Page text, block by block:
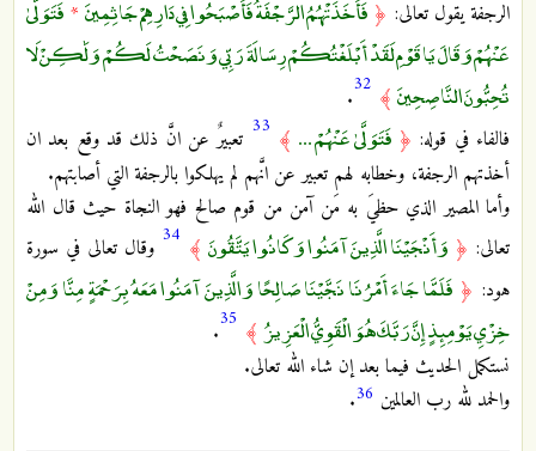
الرجفة يقول تعالى: ﴿ فَأَخَذَتْهُمُ الرَّجْفَةُ فَأَصْبَحُوا فِي دَارِهِمْ جَاثِمِينَ* فَتَوَلَّىٰ
عَنْهُمْ وَقَالَ يَا قَوْمِ لَقَدْ أَبْلَغْتُكُمْ رِسَالَةَ رَبِّي وَنَصَحْتُ لَكُمْ وَلَٰكِنْ لَا
تُحِبُّونَ النَّاصِحِينَ ﴾ 32
.
فالفاء في قوله: ﴿ فَتَوَلَّىٰ عَنْهُمْ ... ﴾ 33 تعبيرٌ عن انَّ ذلك قد وقع بعد ان
أخذتهم الرجفة، وخطابه لهم تعبير عن انَّهم لم يهلكوا بالرجفة التي أصابتهم.
وأما المصير الذي حظيَ به مَن آمن من قوم صالح فهو النجاة حيث قال الله
تعالى: ﴿ وَأَنْجَيْنَا الَّذِينَ آمَنُوا وَكَانُوا يَتَّقُونَ ﴾ 34 وقال تعالى في سورة
هود: ﴿ فَلَمَّا جَاءَ أَمْرُنَا نَجَّيْنَا صَالِحًا وَالَّذِينَ آمَنُوا مَعَهُ بِرَحْمَةٍ مِنَّا وَمِنْ
خِزْيِ يَوْمِئِذٍ إِنَّ رَبَّكَ هُوَ الْقَوِيُّ الْعَزِيزُ ﴾ 35
.
نستكمل الحديث فيما بعد إن شاء الله تعالى.
والحمد لله رب العالمين 36
.